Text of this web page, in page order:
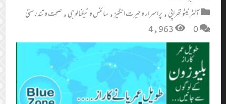
آلٹر نیٹو تھراپی,پراسرار و حیرت انگیز,سائنس و ٹیکنالوجی,صحت و تندرستی
0
4,963